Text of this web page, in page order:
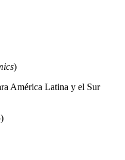
)
América Latina y el Sur